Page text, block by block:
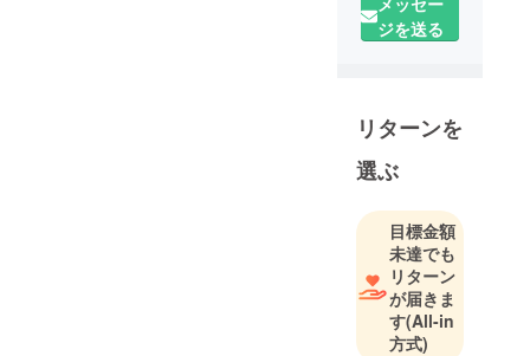
ジを送る
リターンを
選ぶ
目標金額
未達でも
リターン
が届きま
す(All-in
方式)